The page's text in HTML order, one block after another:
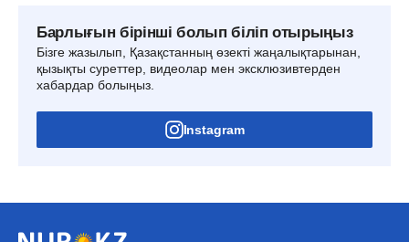
Барлығын бірінші болып біліп отырыңыз
Бізге жазылып, Қазақстанның өзекті жаңалықтарынан,
қызықты суреттер, видеолар мен эксклюзивтерден
хабардар болыңыз.
Instagram